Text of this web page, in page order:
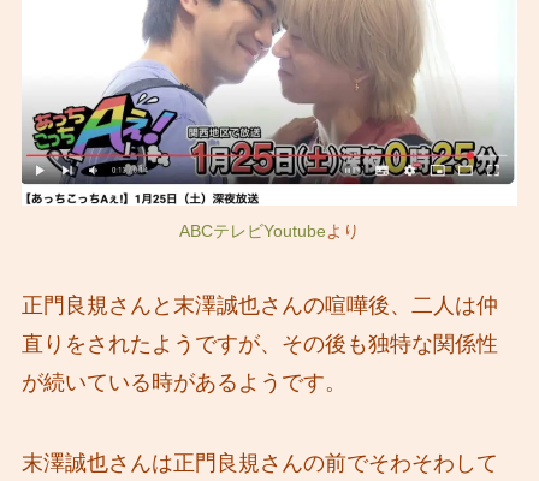
ABCテレビYoutubeより
正門良規さんと末澤誠也さんの喧嘩後、二人は仲
直りをされたようですが、その後も独特な関係性
が続いている時があるようです。
末澤誠也さんは正門良規さんの前でそわそわして